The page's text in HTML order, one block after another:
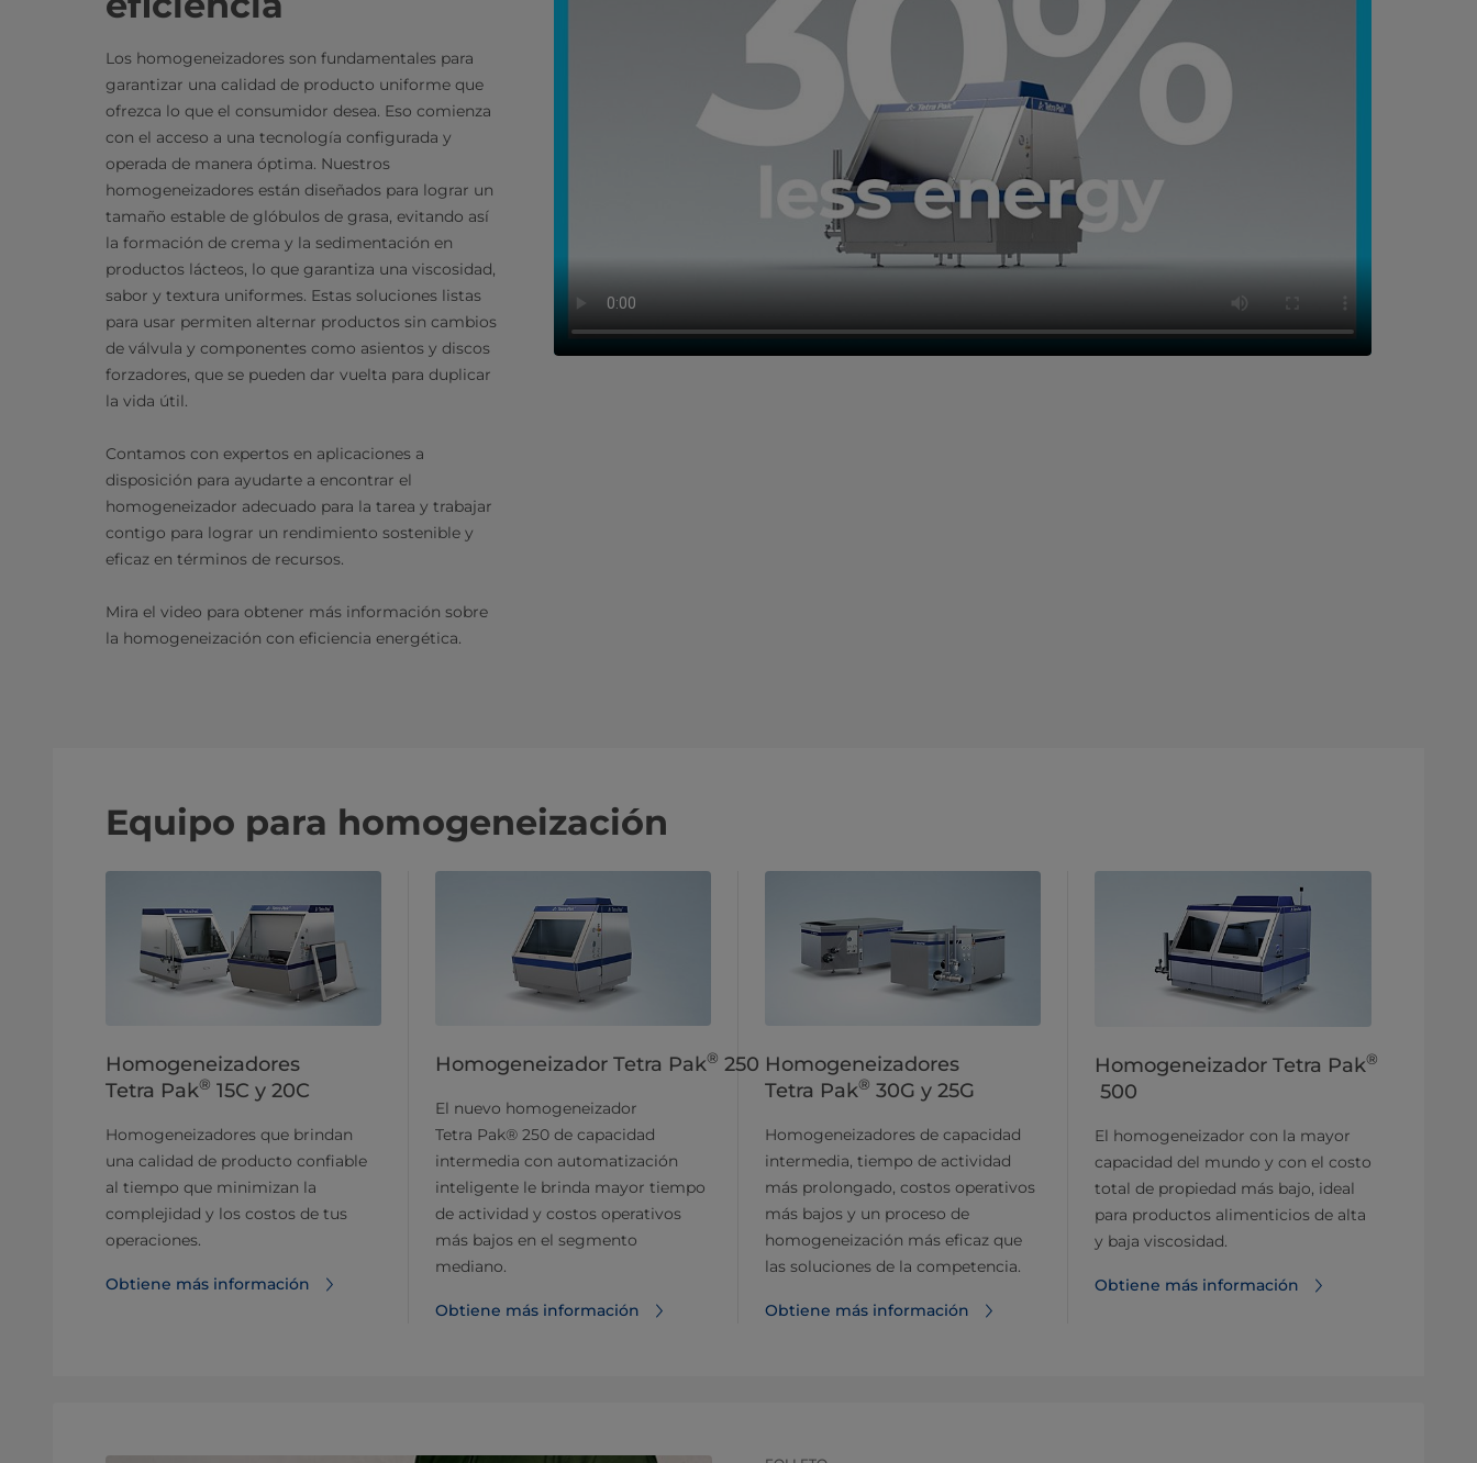
Los homogeneizadores son fundamentales para
garantizar una calidad de producto uniforme que
ofrezca lo que el consumidor desea. Eso comienza
con el acceso a una tecnología configurada y
operada de manera óptima. Nuestros
homogeneizadores están diseñados para lograr un
tamaño estable de glóbulos de grasa, evitando así
la formación de crema y la sedimentación en
productos lácteos, lo que garantiza una viscosidad,
sabor y textura uniformes. Estas soluciones listas
para usar permiten alternar productos sin cambios
de válvula y componentes como asientos y discos
forzadores, que se pueden dar vuelta para duplicar
la vida útil.
Contamos con expertos en aplicaciones a
disposición para ayudarte a encontrar el
homogeneizador adecuado para la tarea y trabajar
contigo para lograr un rendimiento sostenible y
eficaz en términos de recursos.
Mira el video para obtener más información sobre
la homogeneización con eficiencia energética.
Equipo para homogeneización
Homogeneizadores
Tetra Pak® 15C y 20C
Homogeneizadores que brindan
una calidad de producto confiable
al tiempo que minimizan la
complejidad y los costos de tus
operaciones.
Obtiene más información
Homogeneizador Tetra Pak® 250
El nuevo homogeneizador
Tetra Pak® 250 de capacidad
intermedia con automatización
inteligente le brinda mayor tiempo
de actividad y costos operativos
más bajos en el segmento
mediano.
Obtiene más información
Homogeneizadores
Tetra Pak® 30G y 25G
Homogeneizadores de capacidad
intermedia, tiempo de actividad
más prolongado, costos operativos
más bajos y un proceso de
homogeneización más eficaz que
las soluciones de la competencia.
Obtiene más información
Homogeneizador Tetra Pak®
500
El homogeneizador con la mayor
capacidad del mundo y con el costo
total de propiedad más bajo, ideal
para productos alimenticios de alta
y baja viscosidad.
Obtiene más información